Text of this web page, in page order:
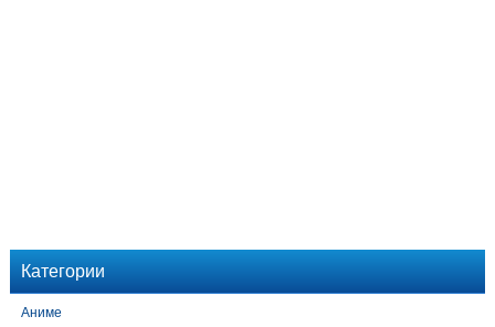
Категории
Аниме